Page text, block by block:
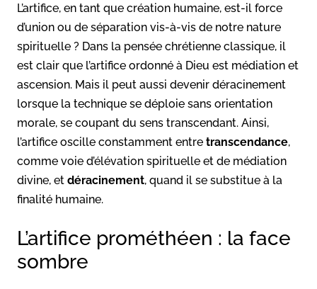
L’artifice, en tant que création humaine, est-il force
d’union ou de séparation vis-à-vis de notre nature
spirituelle ? Dans la pensée chrétienne classique, il
est clair que l’artifice ordonné à Dieu est médiation et
ascension. Mais il peut aussi devenir déracinement
lorsque la technique se déploie sans orientation
morale, se coupant du sens transcendant. Ainsi,
l’artifice oscille constamment entre transcendance,
comme voie d’élévation spirituelle et de médiation
divine, et déracinement, quand il se substitue à la
finalité humaine.
L’artifice prométhéen : la face
sombre